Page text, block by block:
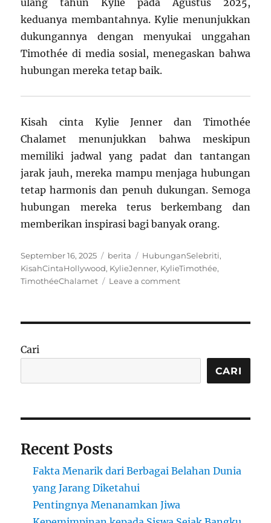
ulang tahun Kylie pada Agustus 2025,
keduanya membantahnya. Kylie menunjukkan
dukungannya dengan menyukai unggahan
Timothée di media sosial, menegaskan bahwa
hubungan mereka tetap baik.
Kisah cinta Kylie Jenner dan Timothée
Chalamet menunjukkan bahwa meskipun
memiliki jadwal yang padat dan tantangan
jarak jauh, mereka mampu menjaga hubungan
tetap harmonis dan penuh dukungan. Semoga
hubungan mereka terus berkembang dan
memberikan inspirasi bagi banyak orang.
Posted
on
September 16, 2025 Categories
berita Tags
HubunganSelebriti,
KisahCintaHollywood, KylieJenner, KylieTimothée,
TimothéeChalamet
Leave a commenton
Kisah
yang
Cari
CARI
Recent Posts
Fakta Menarik dari Berbagai Belahan Dunia
yang Jarang Diketahui
Pentingnya Menanamkan Jiwa